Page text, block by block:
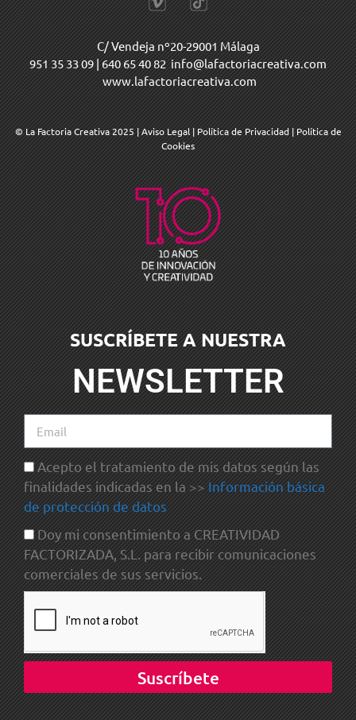
C/ Vendeja nº20-29001 Málaga
951 35 33 09 | 640 65 40 82 info@lafactoriacreativa.com
www.lafactoriacreativa.com
© La Factoria Creativa 2025 |Aviso Legal | Política de Privacidad | Política de
Cookies
SUSCRÍBETE A NUESTRA
NEWSLETTER
Acepto el tratamiento de mis datos según las
finalidades indicadas en la >> Información básica
de protección de datos
Doy mi consentimiento a CREATIVIDAD
FACTORIZADA, S.L. para recibir comunicaciones
comerciales de sus servicios.
Suscríbete